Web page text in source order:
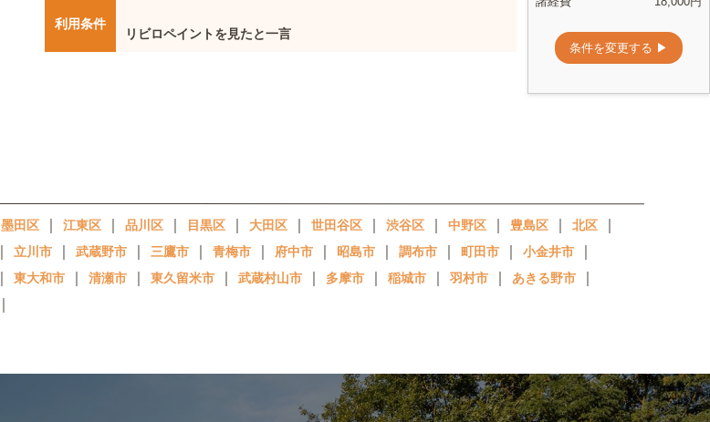
利用条件
リビロペイントを見たと一言
墨田区 ｜ 江東区 ｜ 品川区 ｜ 目黒区 ｜ 大田区 ｜ 世田谷区 ｜ 渋谷区 ｜ 中野区 ｜ 豊島区 ｜ 北区 ｜
｜ 立川市 ｜ 武蔵野市 ｜ 三鷹市 ｜ 青梅市 ｜ 府中市 ｜ 昭島市 ｜ 調布市 ｜ 町田市 ｜ 小金井市 ｜
｜ 東大和市 ｜ 清瀬市 ｜ 東久留米市 ｜ 武蔵村山市 ｜ 多摩市 ｜ 稲城市 ｜ 羽村市 ｜ あきる野市 ｜
｜